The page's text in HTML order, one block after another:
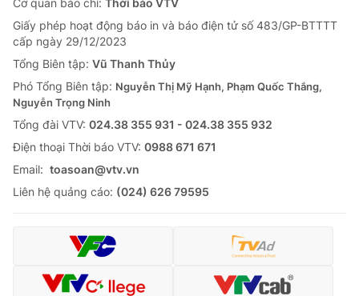
Giấy phép hoạt động báo in và báo điện tử số 483/GP-BTTTT
cấp ngày 29/12/2023
Tổng Biên tập: Vũ Thanh Thủy
Phó Tổng Biên tập: Nguyễn Thị Mỹ Hạnh, Phạm Quốc Thắng,
Nguyễn Trọng Ninh
Tổng đài VTV: 024.38 355 931 - 024.38 355 932
Ðiện thoại Thời báo VTV: 0988 671 671
Email: toasoan@vtv.vn
Liên hệ quảng cáo: (024) 626 79595